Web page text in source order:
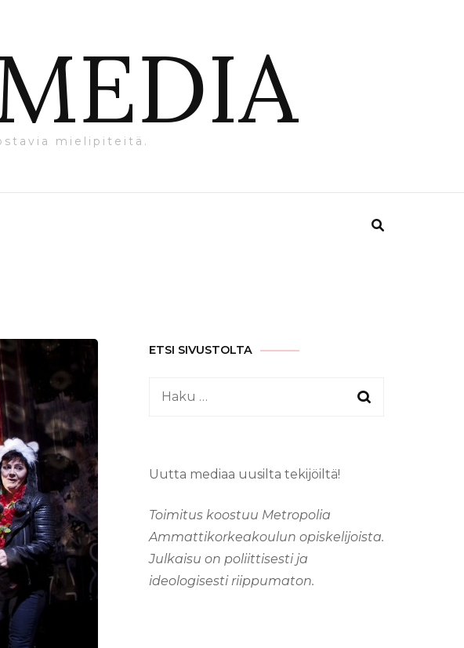
mielipiteitä.
ETSI SIVUSTOLTA
Haku:
Uutta mediaa uusilta tekijöiltä!
Toimitus koostuu Metropolia
Ammattikorkeakoulun opiskelijoista.
Julkaisu on poliittisesti ja
ideologisesti riippumaton.